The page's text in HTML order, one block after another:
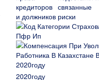
2020году